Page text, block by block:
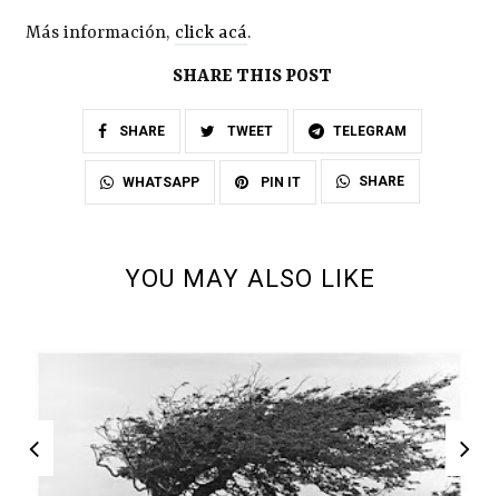
Más información, click acá.
SHARE THIS POST
SHARE TWEET TELEGRAM
WHATSAPP PIN IT SHARE
YOU MAY ALSO LIKE